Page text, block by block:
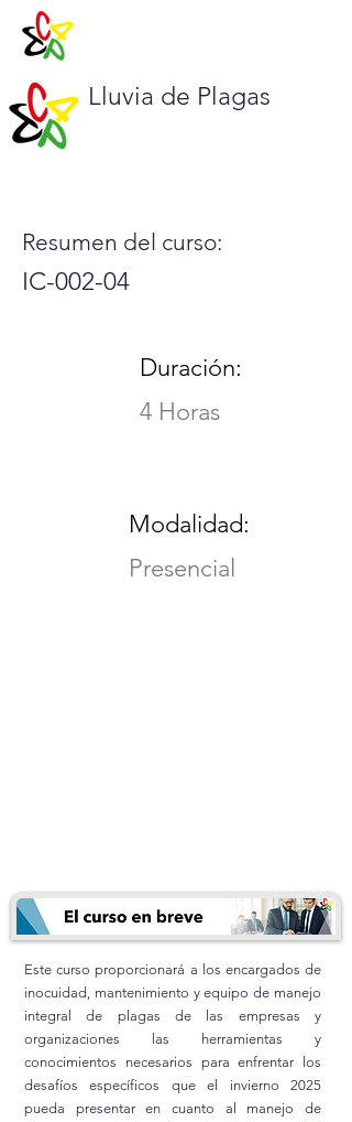
Lluvia de Plagas
Resumen del curso:
IC-002-04
Duración:
4 Horas
Modalidad:
Presencial
Este curso proporcionará a los encargados de
inocuidad, mantenimiento y equipo de manejo
integral de plagas de las empresas y
organizaciones las herramientas y
conocimientos necesarios para enfrentar los
desafíos específicos que el invierno 2025
pueda presentar en cuanto al manejo de